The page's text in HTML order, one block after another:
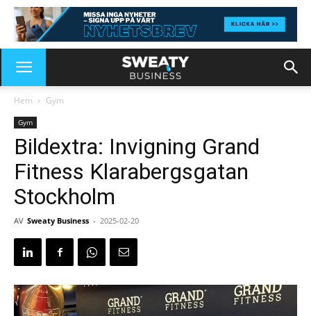
Hem Gym
Gym
Bildextra: Invigning Grand
Fitness Klarabergsgatan
Stockholm
AV Sweaty Business - 2025-02-20